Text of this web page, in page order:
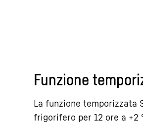
Funzione
La funzione temporizzata
frigorifero per 12 ore a +2